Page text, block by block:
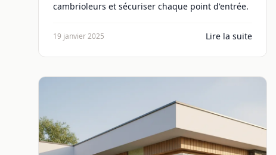
cambrioleurs et sécuriser chaque point d'entrée.
19 janvier 2025 Lire la suite